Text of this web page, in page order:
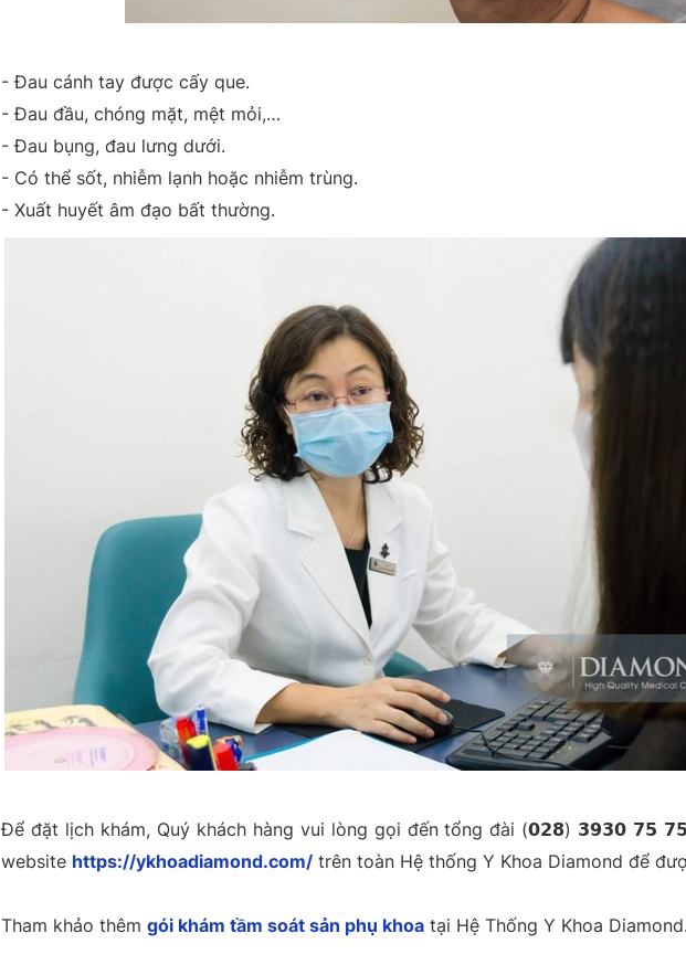
- Đau cánh tay được cấy que.
- Đau đầu, chóng mặt, mệt mỏi,…
- Đau bụng, đau lưng dưới.
- Có thể sốt, nhiễm lạnh hoặc nhiễm trùng.
- Xuất huyết âm đạo bất thường.
Để đặt lịch khám, Quý khách hàng vui lòng gọi đến tổng đài (𝟬𝟮𝟴) 𝟯𝟵𝟯𝟬 𝟳𝟱
website https://ykhoadiamond.com/ trên toàn Hệ thống Y Khoa Diamond để
Tham khảo thêm gói khám tầm soát sản phụ khoa tại Hệ Thống Y Khoa Diamond.